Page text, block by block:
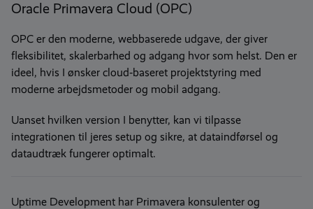
Oracle Primavera Cloud (OPC)
OPC er den moderne, webbaserede udgave, der giver
fleksibilitet, skalerbarhed og adgang hvor som helst. Den er
ideel, hvis I ønsker cloud‑baseret projektstyring med
moderne arbejdsmetoder og mobil adgang.
Uanset hvilken version I benytter, kan vi tilpasse
integrationen til jeres setup og sikre, at dataindførsel og
dataudtræk fungerer optimalt.
Uptime Development har Primavera konsulenter og